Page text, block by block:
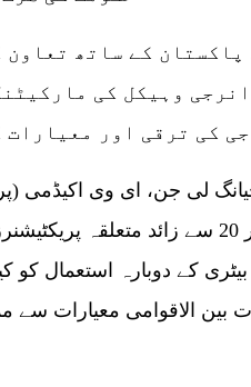
وہیکل کی
کی ترقی اور معیارات
لی جن، ای وی اکیڈمی
بانی اور ڈائریکٹر سعد الہی اور 20 سے
کے دوبارہ استعمال کو
بین الاقوامی معیارات